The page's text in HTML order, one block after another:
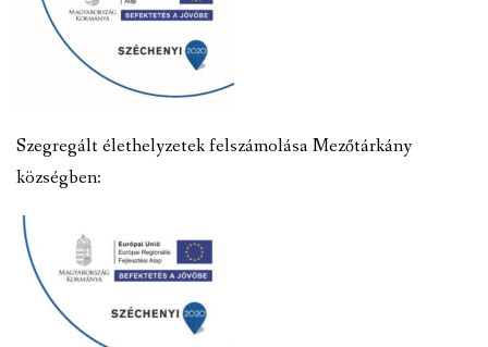
Szegregált élethelyzetek felszámolása Mezőtárkány
községben: